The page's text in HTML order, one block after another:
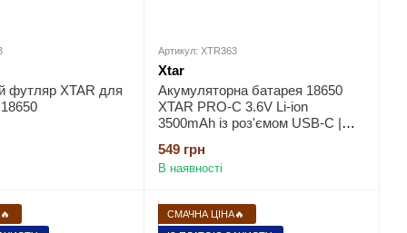
футляр XTAR для
Артикул: XTR363
Xtar
Акумуляторна батарея 18650
XTAR PRO-C 3.6V Li-ion
3500mAh із роз'ємом USB-C |
549 грн
В наявності
СМАЧНА ЦІНА🔥